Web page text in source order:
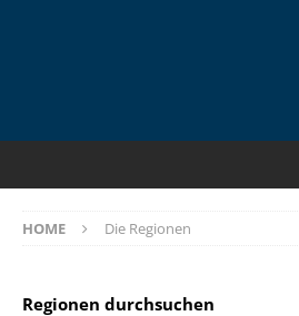
HOME Die Regionen
Regionen durchsuchen